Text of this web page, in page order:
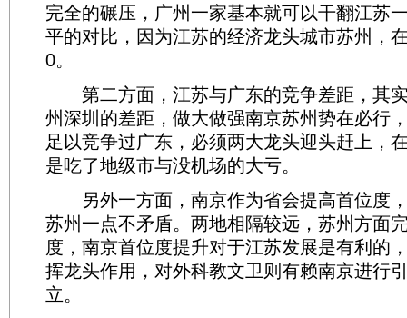
完全的碾压，广州一家基本就可以干翻江苏
平的对比，因为江苏的经济龙头城市苏州，
0。
第二方面，江苏与广东的竞争差距，其
州深圳的差距，做大做强南京苏州势在必行
足以竞争过广东，必须两大龙头迎头赶上，
是吃了地级市与没机场的大亏。
另外一方面，南京作为省会提高首位度
苏州一点不矛盾。两地相隔较远，苏州方面
度，南京首位度提升对于江苏发展是有利的
挥龙头作用，对外科教文卫则有赖南京进行
立。